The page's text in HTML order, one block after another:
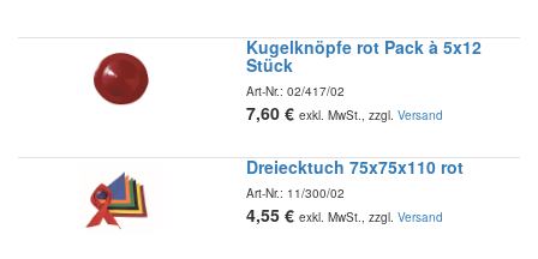
Kugelknöpfe rot Pack à 5x12
Stück
Art-Nr.: 02/417/02
7,60 € exkl. MwSt., zzgl. Versand
Dreiecktuch 75x75x110 rot
Art-Nr.: 11/300/02
4,55 € exkl. MwSt., zzgl. Versand